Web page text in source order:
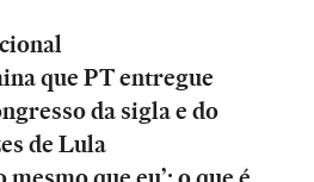
que PT entregue
da sigla e do
de Lula